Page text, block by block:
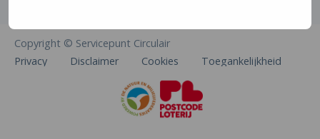
Copyright © Servicepunt Circulair
Privacy
Disclaimer Cookies Toegankelijkheid